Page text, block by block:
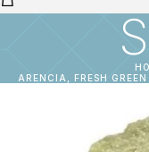
ARENCIA, FRESH